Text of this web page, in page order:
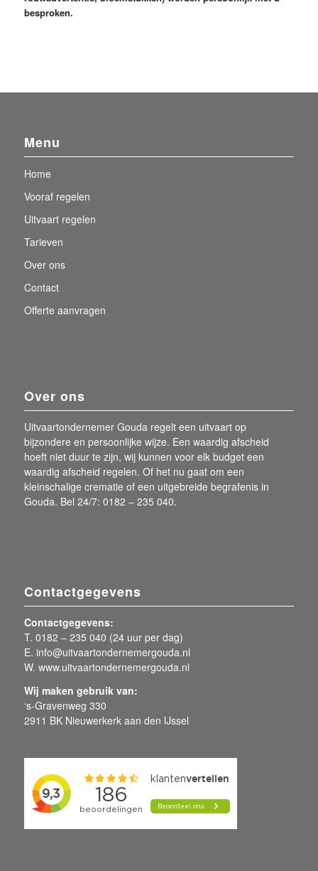
besproken.
Menu
Home
Vooraf regelen
Uitvaart regelen
Tarieven
Over ons
Contact
Offerte aanvragen
Over ons
Uitvaartondernemer Gouda regelt een uitvaart op
bijzondere en persoonlijke wijze. Een waardig afscheid
hoeft niet duur te zijn, wij kunnen voor elk budget een
waardig afscheid regelen. Of het nu gaat om een
kleinschalige crematie of een uitgebreide begrafenis in
Gouda. Bel 24/7: 0182 – 235 040.
Contactgegevens
Contactgegevens:
T. 0182 – 235 040 (24 uur per dag)
E. info@uitvaartondernemergouda.nl
W. www.uitvaartondernemergouda.nl
Wij maken gebruik van:
‘s-Gravenweg 330
2911 BK Nieuwerkerk aan den IJssel